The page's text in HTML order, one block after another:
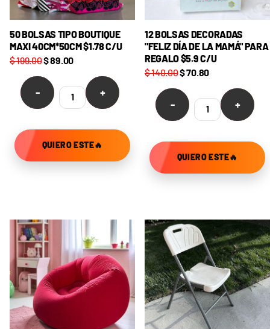
50 BOLSAS TIPO BOUTIQUE
MAXI 40CM*50CM $1.78 C/U
$ 199.00$ 89.00
- +
QUIERO ESTE🔥
12 BOLSAS DECORADAS
"FELIZ DÍA DE LA MAMÁ" PARA
REGALO $5.9 C/U
$ 140.00$ 70.80
- +
QUIERO ESTE🔥